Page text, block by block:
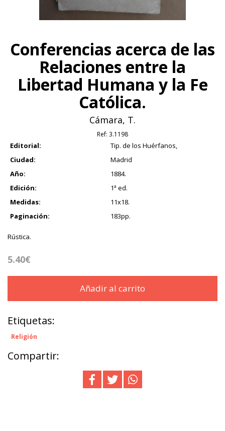
Conferencias acerca de las
Relaciones entre la
Libertad Humana y la Fe
Católica.
Cámara, T.
Ref: 3.1198
Editorial:
Tip. de los Huérfanos,
Ciudad:
Madrid
Año:
1884.
Edición:
1ª ed.
Medidas:
11x18.
Paginación:
183pp.
Rústica.
5.40€
Añadir al carrito
Etiquetas:
Religión
Compartir: